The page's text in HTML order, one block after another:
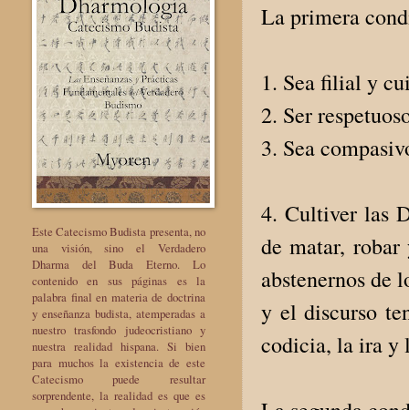
La primera
1. Sea filial y
2. Ser
3. Sea
4. Cultiver las
de matar, robar
abstenernos de
y el discurso
codicia, la ira y
Este Catecismo Budista presenta, no
una visión, sino el Verdadero
Dharma del Buda Eterno. Lo
contenido en sus páginas es la
palabra final en materia de doctrina
y enseñanza budista, atemperadas a
nuestro trasfondo judeocristiano y
nuestra realidad hispana. Si bien
para muchos la existencia de este
Catecismo puede resultar
sorprendente, la realidad es que es